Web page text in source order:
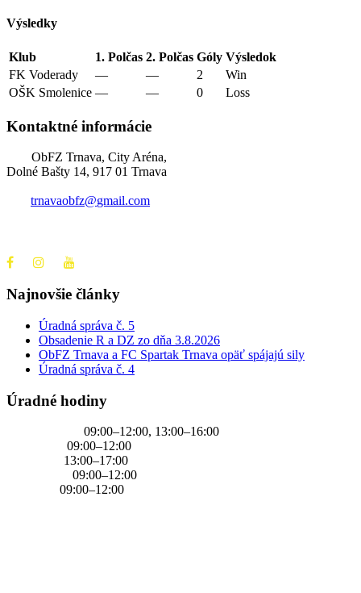
Výsledky
Klub 1. Polčas 2. Polčas Góly Výsledok
FK Voderady
— — 2
Win
OŠK Smolenice — — 0 Loss
Kontaktné informácie
ObFZ Trnava, City Aréna,
Dolné Bašty 14, 917 01 Trnava
trnavaobfz@gmail.com
Najnovšie články
Úradná správa č. 5
Obsadenie R a DZ zo dňa 3.8.2026
ObFZ Trnava a FC Spartak Trnava opäť spájajú sily
Úradná správa č. 4
Úradné hodiny
09:00–12:00, 13:00–16:00
09:00–12:00
13:00–17:00
09:00–12:00
09:00–12:00